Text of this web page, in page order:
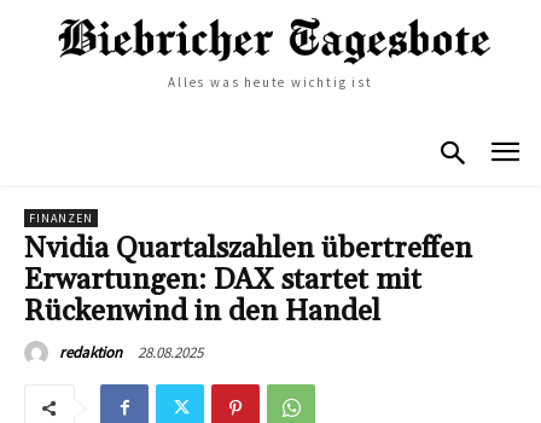
Alles was heute wichtig ist
FINANZEN
Nvidia Quartalszahlen übertreffen
Erwartungen: DAX startet mit
Rückenwind in den Handel
redaktion 28.08.2025